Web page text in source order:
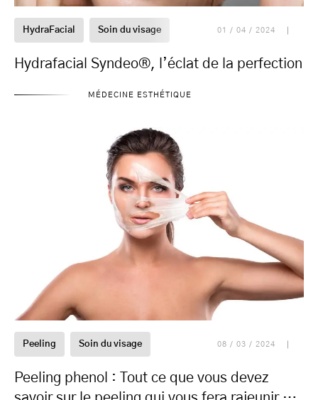
HydraFacial Soin du visage 01 / 04 / 2024
Hydrafacial Syndeo®, l’éclat de la perfection
MÉDECINE ESTHÉTIQUE
Peeling Soin du visage 08 / 03 / 2024
Peeling phenol : Tout ce que vous devez